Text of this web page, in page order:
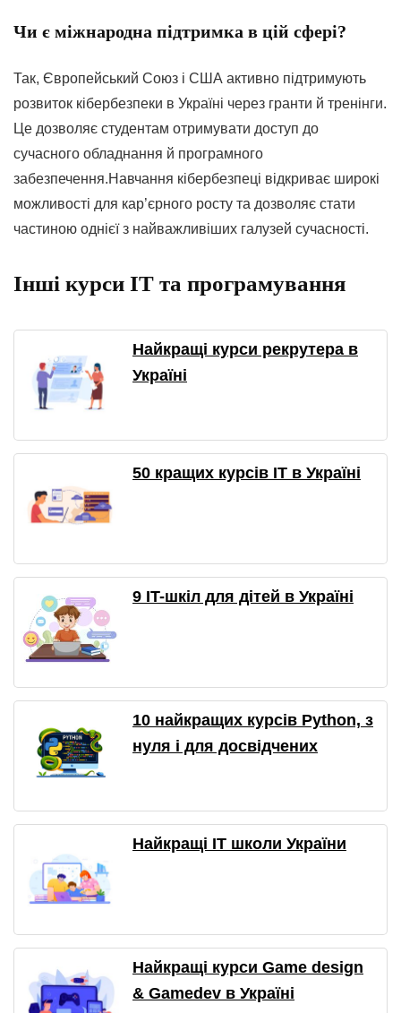
Чи є міжнародна підтримка в цій сфері?
Так, Європейський Союз і США активно підтримують
розвиток кібербезпеки в Україні через гранти й тренінги.
Це дозволяє студентам отримувати доступ до
сучасного обладнання й програмного
забезпечення.Навчання кібербезпеці відкриває широкі
можливості для кар’єрного росту та дозволяє стати
частиною однієї з найважливіших галузей сучасності.
Інші курси IT та програмування
Найкращі курси рекрутера в
Україні
50 кращих курсів IT в Україні
9 IT-шкіл для дітей в Україні
10 найкращих курсів Python, з
нуля і для досвідчених
Найкращі IT школи України
Найкращі курси Game design
& Gamedev в Україні